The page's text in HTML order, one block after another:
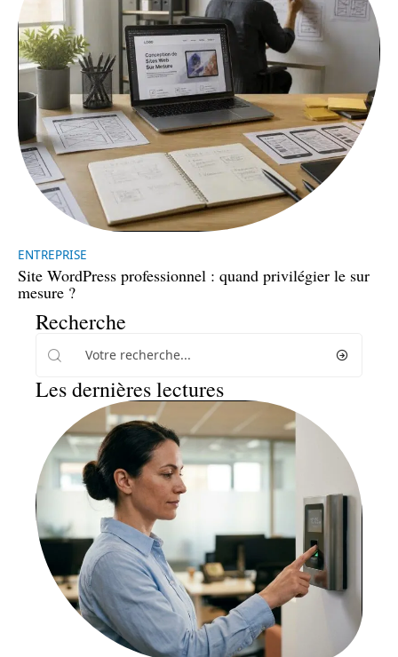
ENTREPRISE
Site WordPress professionnel : quand privilégier le sur
mesure ?
Recherche
Les dernières lectures